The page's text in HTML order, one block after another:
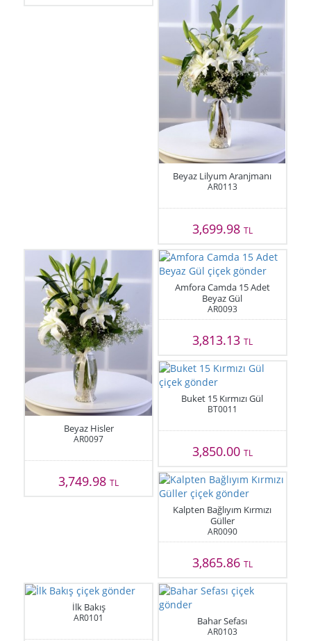
Beyaz Lilyum Aranjmanı
AR0113
3,699.98 TL
Beyaz Hisler
AR0097
3,749.98TL
Amfora Camda 15 Adet
Beyaz Gül
AR0093
3,813.13 TL
Buket 15 Kırmızı Gül
BT0011
3,850.00 TL
Kalpten Bağlıyım Kırmızı
Güller
AR0090
3,865.86 TL
İlk Bakış
AR0101 Bahar Sefası
AR0103